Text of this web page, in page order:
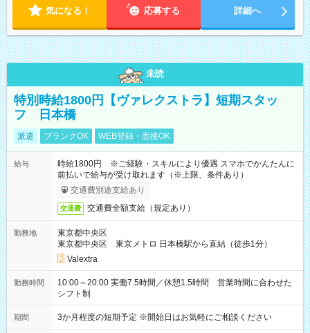
気になる！ 応募する 詳細へ
未読
特別時給1800円【ヴァレクストラ】短期スタッ
フ 日本橋
派遣 ブランクOK WEB登録・面接OK
給与
時給1800円 ※ご経験・スキルにより優遇 スマホでかんたんに
前払いで給与が受け取れます（※上限、条件あり）
交通費別途支給あり
交通費 交通費全額支給（規定あり）
勤務地
東京都中央区
東京都中央区 東京メトロ 日本橋駅から直結（徒歩1分）
Valextra
勤務時間
10:00～20:00 実働7.5時間／休憩1.5時間 営業時間に合わせた
シフト制
期間 3か月程度の短期予定 ※開始日はお気軽にご相談ください